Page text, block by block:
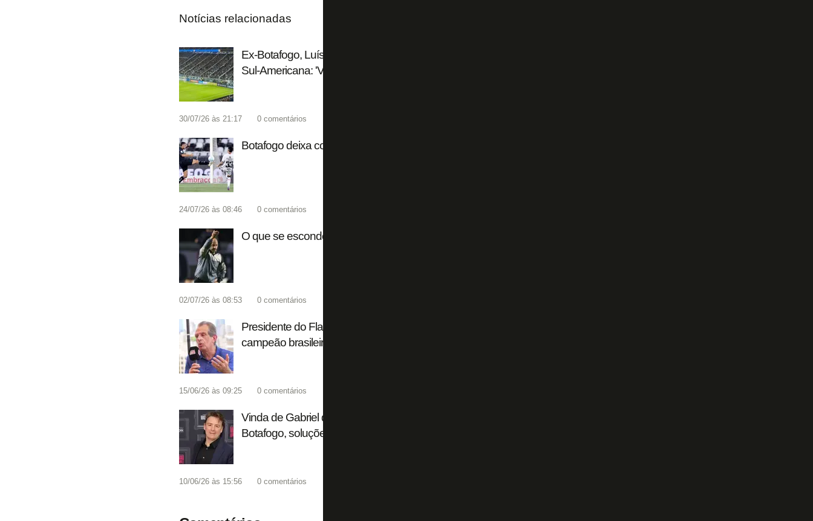
Notícias relacionadas
Ex-Botafogo, Luís Castro é xingado pela torcida do Grêmio em eliminação na Copa
Sul-Americana: 'Vai tomar no c...'
30/07/26 às 21:17 0 comentários
Botafogo deixa contra o Vitória algo de muito animador no ar
24/07/26 às 08:46 0 comentários
O que se esconde na decisão de Franclim Carvalho de permanecer no Botafogo
02/07/26 às 08:53 0 comentários
Presidente do Flamengo nega espanholização no Brasil e diz: 'Botafogo foi
campeão brasileiro e da Champions da América do Sul'
15/06/26 às 09:25 0 comentários
Vinda de Gabriel de Alba ao Brasil após Copa do Mundo, projeto da GDA no
Botafogo, soluções e ambições: Montenegro revela bastidores
10/06/26 às 15:56 0 comentários